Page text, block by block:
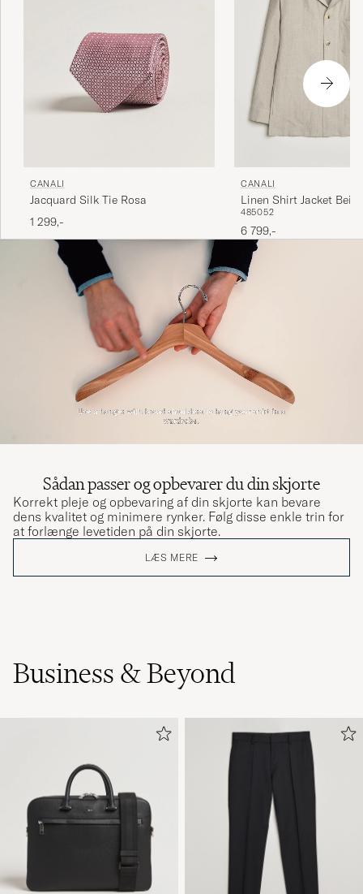
CANALI
Jacquard Silk Tie Rosa
1 299,-
CANALI
Linen Shirt Jacket Beige
485052
6 799,-
Sådan passer og opbevarer du din skjorte
Korrekt pleje og opbevaring af din skjorte kan bevare
dens kvalitet og minimere rynker. Følg disse enkle trin for
at forlænge levetiden på din skjorte.
LÆS MERE
Business & Beyond